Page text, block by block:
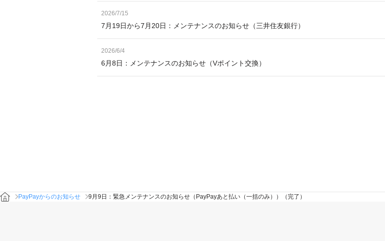
2026/7/15
7月19日から7月20日：メンテナンスのお知らせ（三井住友銀行）
2026/6/4
6月8日：メンテナンスのお知らせ（Vポイント交換）
PayPayからのお知らせ 9月9日：緊急メンテナンスのお知らせ（PayPayあと払い（一括のみ））（完了）